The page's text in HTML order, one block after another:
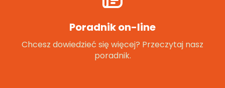
Poradnik on-line
Chcesz dowiedzieć się więcej? Przeczytaj nasz
poradnik.